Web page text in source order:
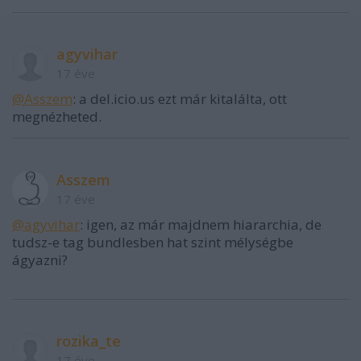
agyvihar
@Asszem: a del.icio.us ezt már kitalálta, ott
megnézheted.
Asszem
@agyvihar: igen, az már majdnem hiararchia, de
tudsz-e tag bundlesben hat szint mélységbe
ágyazni?
rozika_te